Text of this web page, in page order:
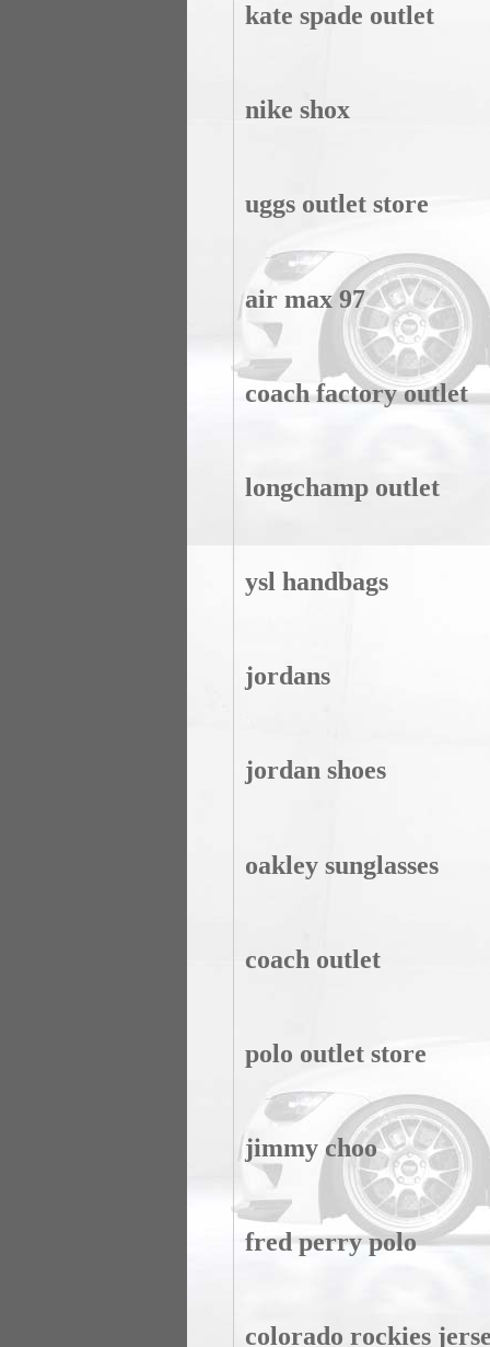
kate spade outlet
nike shox
uggs outlet store
air max 97
coach factory outlet
longchamp outlet
ysl handbags
jordans
jordan shoes
oakley sunglasses
coach outlet
polo outlet store
jimmy choo
fred perry polo
colorado rockies